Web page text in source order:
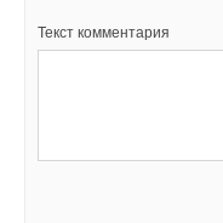
Текст комментария
52 % R134a.
процентного
заменить весь